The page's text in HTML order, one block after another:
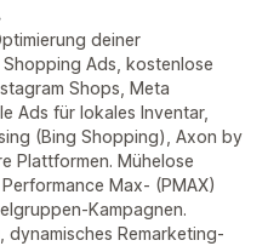
deiner
Ads, kostenlose
Shops, Meta
Ads für lokales Inventar,
(Bing Shopping), Axon by
Plattformen. Mühelose
Max- (PMAX)
Kampagnen.
dynamisches Remarketing-